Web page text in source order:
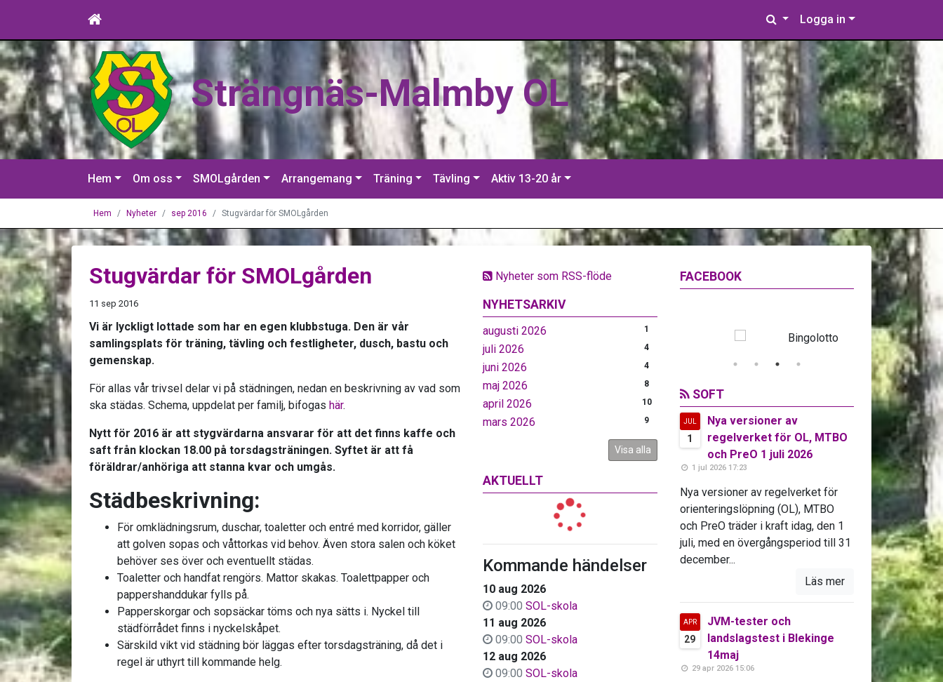
Logga in
Strängnäs-Malmby OL
Hem Om oss SMOLgården Arrangemang Träning Tävling Aktiv 13-20 år
Hem Nyheter sep 2016 Stugvärdar för SMOLgården
Nyheter som RSS-flöde
NYHETSARKIV
augusti 2026 1
juli 2026 4
juni 2026 4
maj 2026 8
april 2026 10
mars 2026 9
Visa alla
AKTUELLT
Kommande händelser
10 aug 2026
09:00 SOL-skola
11 aug 2026
09:00 SOL-skola
12 aug 2026
09:00 SOL-skola
Stugvärdar för SMOLgården
11 sep 2016
Vi är lyckligt lottade som har en egen klubbstuga. Den är vår
samlingsplats för träning, tävling och festligheter, dusch, bastu och
gemenskap.
För allas vår trivsel delar vi på städningen, nedan en beskrivning av vad som
ska städas. Schema, uppdelat per familj, bifogas här.
Nytt för 2016 är att stygvärdarna ansvarar för att det finns kaffe och
saft från klockan 18.00 på torsdagsträningen. Syftet är att få
föräldrar/anhöriga att stanna kvar och umgås.
Städbeskrivning:
För omklädningsrum, duschar, toaletter och entré med korridor, gäller
att golven sopas och våttorkas vid behov. Även stora salen och köket
behöver ses över och eventuellt städas.
Toaletter och handfat rengörs. Mattor skakas. Toalettpapper och
pappershanddukar fylls på.
Papperskorgar och sopsäckar töms och nya sätts i. Nyckel till
städförrådet finns i nyckelskåpet.
Särskild vikt vid städning bör läggas efter torsdagsträning, då det i
regel är uthyrt till kommande helg.
FACEBOOK
SOFT
JUL
1
Nya versioner av
regelverket för OL, MTBO
och PreO 1 juli 2026
1 jul 2026 17:23
Nya versioner av regelverket för
orienteringslöpning (OL), MTBO
och PreO träder i kraft idag, den 1
juli, med en övergångsperiod till 31
december...
Läs mer
APR
29
JVM-tester och
landslagstest i Blekinge
14maj
29 apr 2026 15:06